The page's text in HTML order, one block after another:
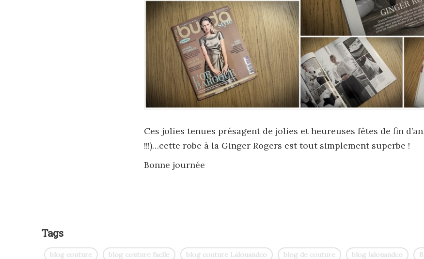
Ces jolies tenues présagent de jolies et heureuses fêtes de fin
!!!)…cette robe à la Ginger Rogers est tout simplement superbe !
Bonne journée
Tags
blog couture blog couture facile blog couture Lalouandco blog de couture blog lalouandco